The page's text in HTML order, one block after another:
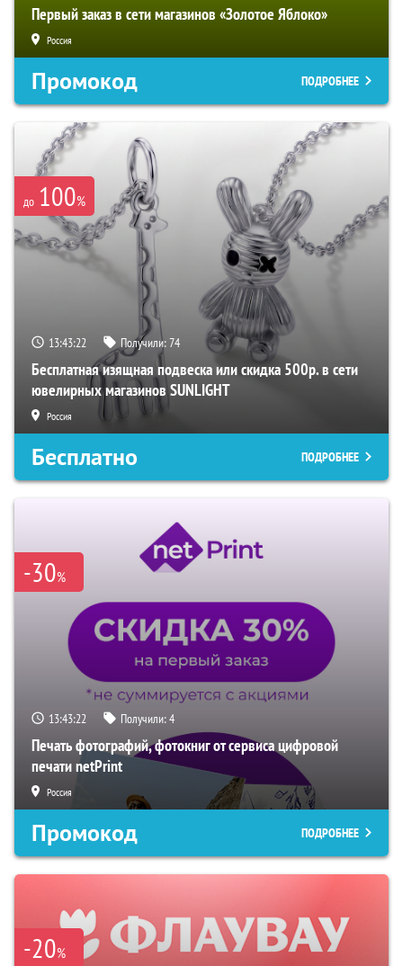
Первый заказ в сети магазинов «Золотое Яблоко»
Россия
Промокод ПОДРОБНЕЕ
до 100%
13:43:21 Получили:74
Бесплатная изящная подвеска или скидка 500р. в сети
ювелирных магазинов SUNLIGHT
Россия
Бесплатно ПОДРОБНЕЕ
-30%
13:43:21 Получили:4
Печать фотографий, фотокниг от сервиса цифровой
печати netPrint
Россия
Промокод ПОДРОБНЕЕ
-20%